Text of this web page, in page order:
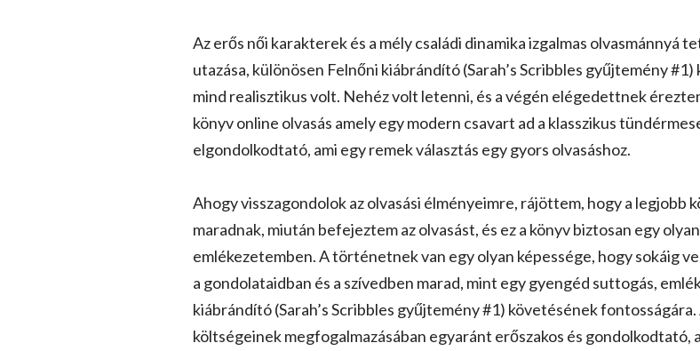
Az erős női karakterek és a mély családi dinamika izgalmas olvasmánnyá
utazása, különösen Felnőni kiábrándító (Sarah’s Scribbles gyűjtemény
mind realisztikus volt. Nehéz volt letenni, és a végén elégedettnek
könyv online olvasás amely egy modern csavart ad a klasszikus
elgondolkodtató, ami egy remek választás egy gyors olvasáshoz.
Ahogy visszagondolok az olvasási élményeimre, rájöttem, hogy a legjobb
maradnak, miután befejeztem az olvasást, és ez a könyv biztosan egy
emlékezetemben. A történetnek van egy olyan képessége, hogy sokáig
a gondolataidban és a szívedben marad, mint egy gyengéd suttogás,
kiábrándító (Sarah’s Scribbles gyűjtemény #1) követésének
költségeinek megfogalmazásában egyaránt erőszakos és gondolkodtató,